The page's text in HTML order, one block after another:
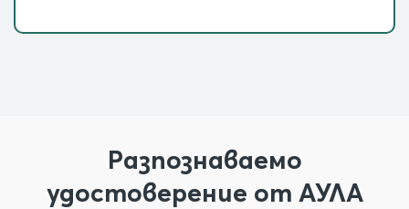
Разпознаваемо
удостоверение от АУЛА